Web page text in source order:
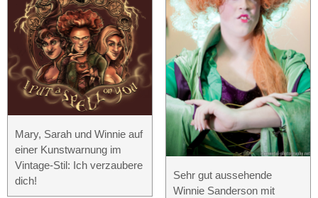
Mary, Sarah und Winnie auf
einer Kunstwarnung im
Vintage-Stil: Ich verzaubere
dich!
Sehr gut aussehende
Winnie Sanderson mit